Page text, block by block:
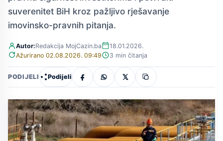
suverenitet BiH kroz pažljivo rješavanje
imovinsko-pravnih pitanja.
Autor:Redakcija MojCazin.ba
18.01.2026.
Ažurirano 02.08.2026. 09:49
3 min čitanja
PODIJELI Podijeli